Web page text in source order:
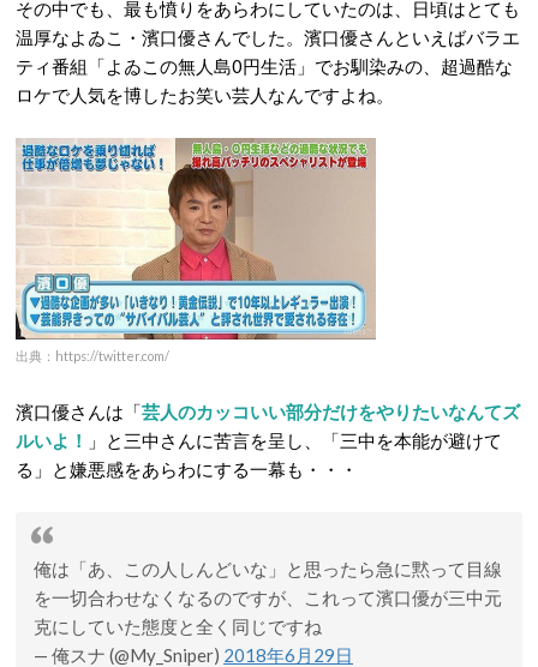
その中でも、最も憤りをあらわにしていたのは、日頃はとても
温厚なよゐこ・濱口優さんでした。濱口優さんといえばバラエ
ティ番組「よゐこの無人島0円生活」でお馴染みの、超過酷な
ロケで人気を博したお笑い芸人なんですよね。
出典：https://twitter.com/
濱口優さんは「芸人のカッコいい部分だけをやりたいなんてズ
ルいよ！
」と三中さんに苦言を呈し、「三中を本能が避けて
る」と嫌悪感をあらわにする一幕も・・・
俺は「あ、この人しんどいな」と思ったら急に黙って目線
を一切合わせなくなるのですが、これって濱口優が三中元
克にしていた態度と全く同じですね
— 俺スナ (@My_Sniper) 2018年6月29日